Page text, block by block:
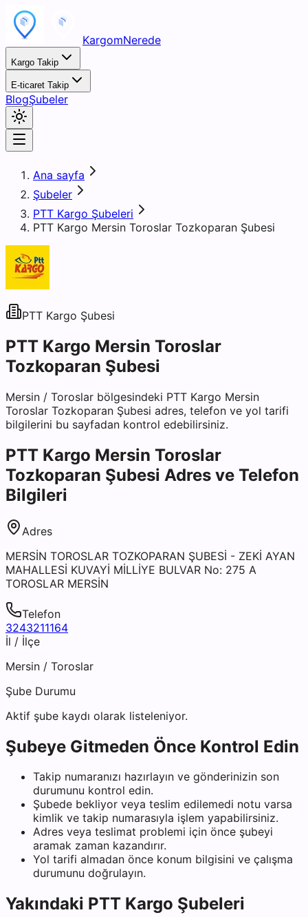
KargomNerede
Kargo Takip
E-ticaret Takip
BlogŞubeler
Ana sayfa
Şubeler
PTT Kargo Şubeleri
PTT Kargo Mersin Toroslar Tozkoparan Şubesi
PTT Kargo Şubesi
PTT Kargo Mersin Toroslar
Tozkoparan Şubesi
Mersin / Toroslar bölgesindeki PTT Kargo Mersin
Toroslar Tozkoparan Şubesi adres, telefon ve yol tarifi
bilgilerini bu sayfadan kontrol edebilirsiniz.
PTT Kargo Mersin Toroslar
Tozkoparan Şubesi Adres ve Telefon
Bilgileri
Adres
MERSİN TOROSLAR TOZKOPARAN ŞUBESİ - ZEKİ AYAN
MAHALLESİ KUVAYİ MİLLİYE BULVAR No: 275 A
TOROSLAR MERSİN
Telefon
3243211164
İl / İlçe
Mersin / Toroslar
Şube Durumu
Aktif şube kaydı olarak listeleniyor.
Şubeye Gitmeden Önce Kontrol Edin
Takip numaranızı hazırlayın ve gönderinizin son
durumunu kontrol edin.
Şubede bekliyor veya teslim edilemedi notu varsa
kimlik ve takip numarasıyla işlem yapabilirsiniz.
Adres veya teslimat problemi için önce şubeyi
aramak zaman kazandırır.
Yol tarifi almadan önce konum bilgisini ve çalışma
durumunu doğrulayın.
Yakındaki PTT Kargo Şubeleri